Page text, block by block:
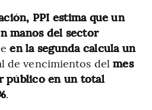
PPI estima que un
manos del sector
en la segunda calcula un
de vencimientos delmes
público en un total
.